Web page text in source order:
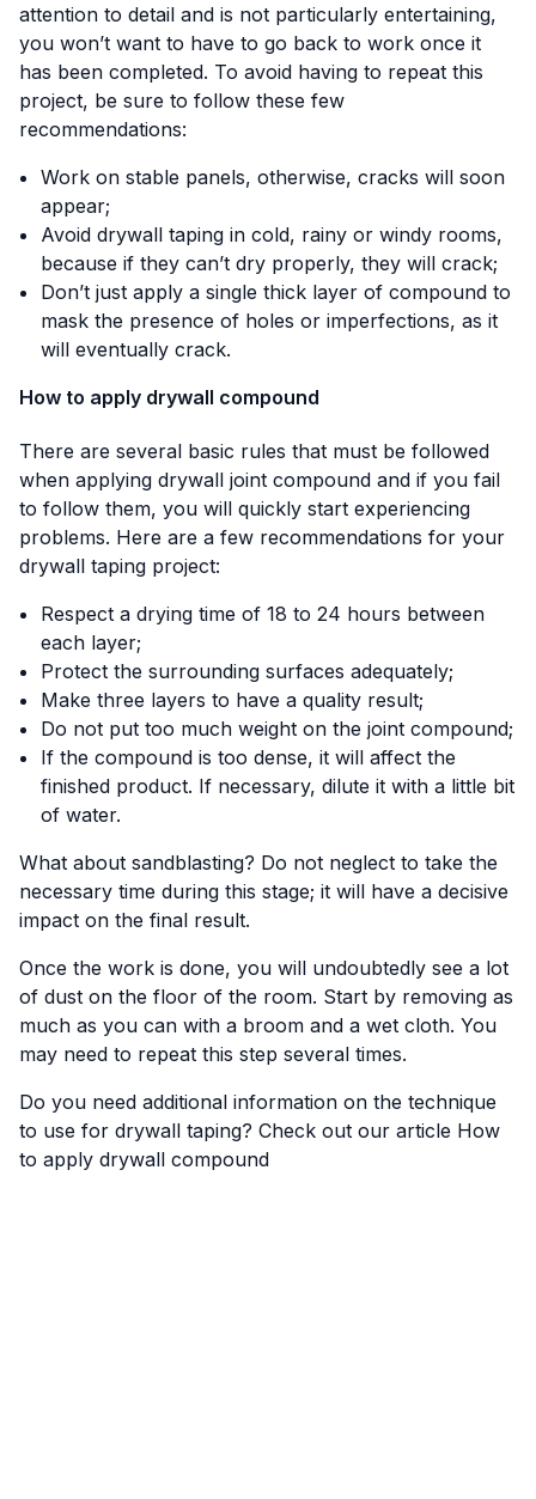
attention to detail and is not particularly entertaining,
you won’t want to have to go back to work once it
has been completed. To avoid having to repeat this
project, be sure to follow these few
recommendations:
Work on stable panels, otherwise, cracks will soon
appear;
Avoid drywall taping in cold, rainy or windy rooms,
because if they can’t dry properly, they will crack;
Don’t just apply a single thick layer of compound to
mask the presence of holes or imperfections, as it
will eventually crack.
How to apply drywall compound
There are several basic rules that must be followed
when applying drywall joint compound and if you fail
to follow them, you will quickly start experiencing
problems. Here are a few recommendations for your
drywall taping project:
Respect a drying time of 18 to 24 hours between
each layer;
Protect the surrounding surfaces adequately;
Make three layers to have a quality result;
Do not put too much weight on the joint compound;
If the compound is too dense, it will affect the
finished product. If necessary, dilute it with a little bit
of water.
What about sandblasting? Do not neglect to take the
necessary time during this stage; it will have a decisive
impact on the final result.
Once the work is done, you will undoubtedly see a lot
of dust on the floor of the room. Start by removing as
much as you can with a broom and a wet cloth. You
may need to repeat this step several times.
Do you need additional information on the technique
to use for drywall taping? Check out our article How
to apply drywall compound